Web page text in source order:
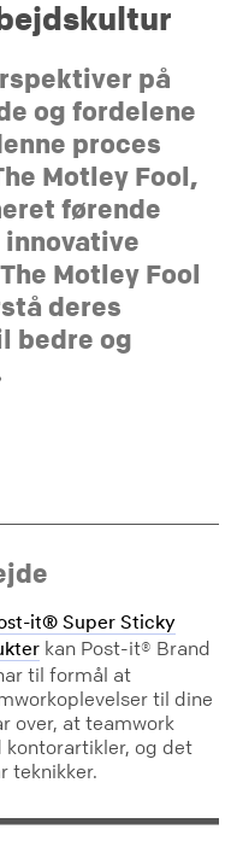
på
og fordelene
proces
Motley Fool,
førende
Motley Fool
deres
bedre og
it® Super Sticky
kan Post-it® Brand
til formål at
til dine
over, at teamwork
og det
teknikker.